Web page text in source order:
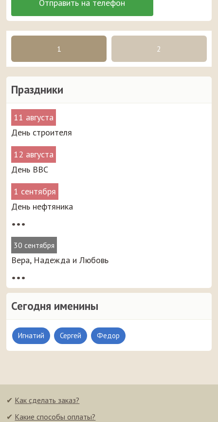
Праздники
11 августа
День строителя
12 августа
День ВВС
1 сентября
День нефтяника
•••
30 сентября
Вера, Надежда и Любовь
•••
Сегодня именины
Игнатий Сергей Федор
1 2
✔ Как сделать заказ?
✔ Какие способы оплаты?